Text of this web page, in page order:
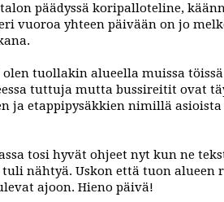
päädyssä koripalloteline,
vuoroa yhteen päivään on jo
tuollakin alueella muissa
tuttuja mutta bussireitit ovat
ja etappipysäkkien nimillä
tosi hyvät ohjeet nyt kun ne
nähtyä. Uskon että tuon alueen
ajoon. Hieno päivä!